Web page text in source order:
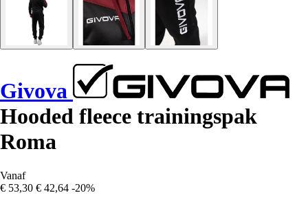
Givova
Hooded fleece trainingspak
Roma
Vanaf
€ 53,30 € 42,64 -20%